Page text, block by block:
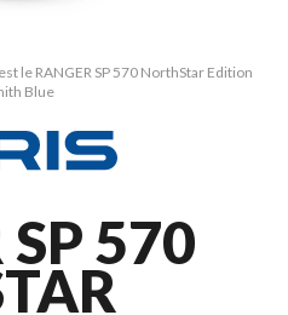
le RANGER SP 570 NorthStar Edition
Blue
570